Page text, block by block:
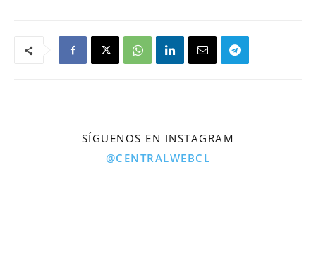
SÍGUENOS EN INSTAGRAM
@CENTRALWEBCL